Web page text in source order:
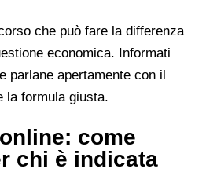
che può fare la differenza
economica. Informati
parlane apertamente con il
la formula giusta.
come
chi è indicata